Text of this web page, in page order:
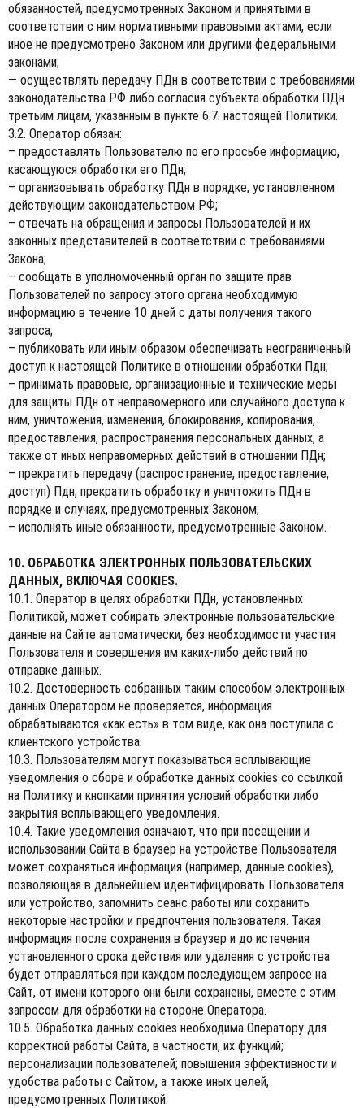
обязанностей, предусмотренных Законом и принятыми в
соответствии с ним нормативными правовыми актами, если
иное не предусмотрено Законом или другими федеральными
законами;
— осуществлять передачу ПДн в соответствии с требованиями
законодательства РФ либо согласия субъекта обработки ПДн
третьим лицам, указанным в пункте 6.7. настоящей Политики.
3.2. Оператор обязан:
– предоставлять Пользователю по его просьбе информацию,
касающуюся обработки его ПДн;
– организовывать обработку ПДн в порядке, установленном
действующим законодательством РФ;
– отвечать на обращения и запросы Пользователей и их
законных представителей в соответствии с требованиями
Закона;
– сообщать в уполномоченный орган по защите прав
Пользователей по запросу этого органа необходимую
информацию в течение 10 дней с даты получения такого
запроса;
– публиковать или иным образом обеспечивать неограниченный
доступ к настоящей Политике в отношении обработки Пдн;
– принимать правовые, организационные и технические меры
для защиты ПДн от неправомерного или случайного доступа к
ним, уничтожения, изменения, блокирования, копирования,
предоставления, распространения персональных данных, а
также от иных неправомерных действий в отношении ПДн;
– прекратить передачу (распространение, предоставление,
доступ) Пдн, прекратить обработку и уничтожить ПДн в
порядке и случаях, предусмотренных Законом;
– исполнять иные обязанности, предусмотренные Законом.
10. ОБРАБОТКА ЭЛЕКТРОННЫХ ПОЛЬЗОВАТЕЛЬСКИХ
ДАННЫХ, ВКЛЮЧАЯ COOKIES.
10.1. Оператор в целях обработки ПДн, установленных
Политикой, может собирать электронные пользовательские
данные на Сайте автоматически, без необходимости участия
Пользователя и совершения им каких-либо действий по
отправке данных.
10.2. Достоверность собранных таким способом электронных
данных Оператором не проверяется, информация
обрабатываются «как есть» в том виде, как она поступила с
клиентского устройства.
10.3. Пользователям могут показываться всплывающие
уведомления о сборе и обработке данных cookies со ссылкой
на Политику и кнопками принятия условий обработки либо
закрытия всплывающего уведомления.
10.4. Такие уведомления означают, что при посещении и
использовании Сайта в браузер на устройстве Пользователя
может сохраняться информация (например, данные cookies),
позволяющая в дальнейшем идентифицировать Пользователя
или устройство, запомнить сеанс работы или сохранить
некоторые настройки и предпочтения пользователя. Такая
информация после сохранения в браузер и до истечения
установленного срока действия или удаления с устройства
будет отправляться при каждом последующем запросе на
Сайт, от имени которого они были сохранены, вместе с этим
запросом для обработки на стороне Оператора.
10.5. Обработка данных cookies необходима Оператору для
корректной работы Сайта, в частности, их функций;
персонализации пользователей; повышения эффективности и
удобства работы с Сайтом, а также иных целей,
предусмотренных Политикой.